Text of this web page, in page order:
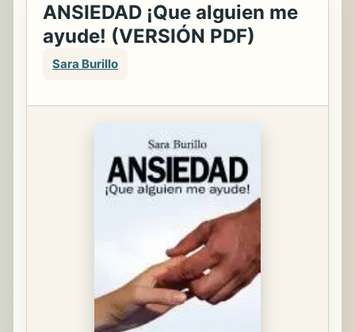
ANSIEDAD ¡Que alguien me
ayude! (VERSIÓN PDF)
Sara Burillo